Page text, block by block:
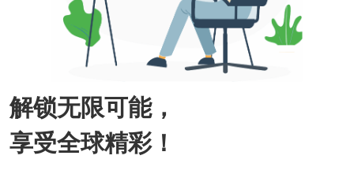
解锁无限可能，
享受全球精彩！